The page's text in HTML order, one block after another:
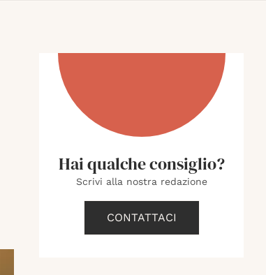
Hai qualche consiglio?
Scrivi alla nostra redazione
CONTATTACI